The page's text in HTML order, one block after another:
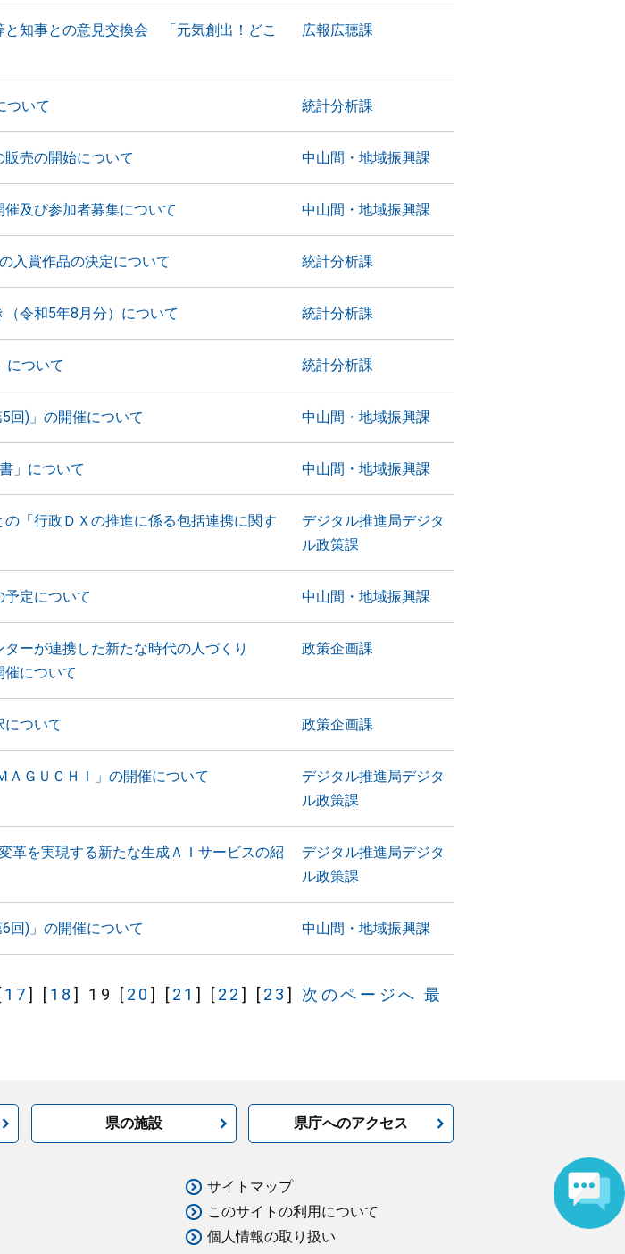
と知事との意見交換会 「元気創出！どこ
広報広聴課
ついて 統計分析課
販売の開始について 中山間・地域振興課
催及び参加者募集について 中山間・地域振興課
入賞作品の決定について 統計分析課
令和5年8月分）について 統計分析課
について 統計分析課
回)」の開催について 中山間・地域振興課
」について 中山間・地域振興課
「行政ＤＸの推進に係る包括連携に関す
デジタル推進局デジタ
ル政策課
予定について 中山間・地域振興課
ターが連携した新たな時代の人づくり
催について
政策企画課
ついて 政策企画課
ＡＧＵＣＨＩ」の開催について
デジタル推進局デジタ
ル政策課
革を実現する新たな生成ＡＩサービスの紹
デジタル推進局デジタ
ル政策課
回)」の開催について 中山間・地域振興課
[ 17] [ 18 ] 19 [ 20 ] [ 21 ] [ 22 ] [ 23 ] 次のページへ 最
県の施設 県庁へのアクセス
サイトマップ
このサイトの利用について
個人情報の取り扱い